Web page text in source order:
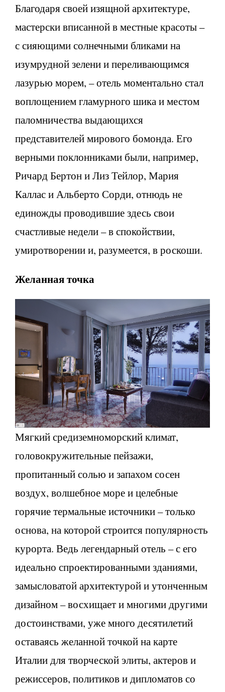
Благодаря своей изящной архитектуре,
мастерски вписанной в местные красоты –
с сияющими солнечными бликами на
изумрудной зелени и переливающимся
лазурью морем, – отель моментально стал
воплощением гламурного шика и местом
паломничества выдающихся
представителей мирового бомонда. Его
верными поклонниками были, например,
Ричард Бертон и Лиз Тейлор, Мария
Каллас и Альберто Сорди, отнюдь не
единожды проводившие здесь свои
счастливые недели – в спокойствии,
умиротворении и, разумеется, в роскоши.
Желанная точка
Мягкий средиземноморский климат,
головокружительные пейзажи,
пропитанный солью и запахом сосен
воздух, волшебное море и целебные
горячие термальные источники – только
основа, на которой строится популярность
курорта. Ведь легендарный отель – с его
идеально спроектированными зданиями,
замысловатой архитектурой и утонченным
дизайном – восхищает и многими другими
достоинствами, уже много десятилетий
оставаясь желанной точкой на карте
Италии для творческой элиты, актеров и
режиссеров, политиков и дипломатов со